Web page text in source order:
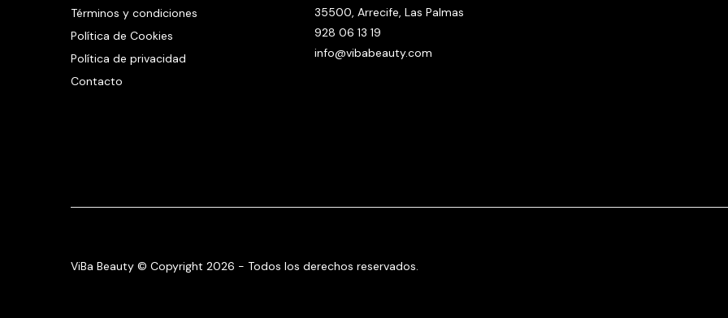
Términos y condiciones
Política de Cookies
Política de privacidad
Contacto
35500, Arrecife, Las Palmas
928 06 13 19
info@vibabeauty.com
ViBa Beauty © Copyright 2026 - Todos los derechos reservados.